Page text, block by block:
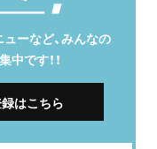
ーなど、みんなの
中です！！
はこちら